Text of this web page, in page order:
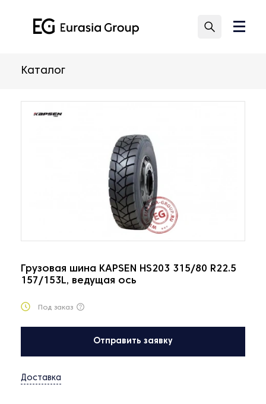
Каталог
Грузовая шина KAPSEN HS203 315/80 R22.5
157/153L, ведущая ось
Под заказ
Отправить заявку
Доставка